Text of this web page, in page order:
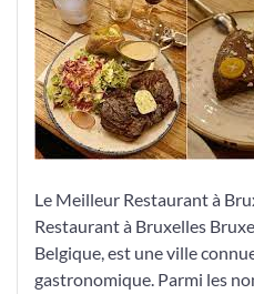
Restaurant
à
Bruxelles:
Le
Petit
Manneken
Le Meilleur Restaurant à
Restaurant à Bruxelles
Belgique, est une ville
gastronomique. Parmi les